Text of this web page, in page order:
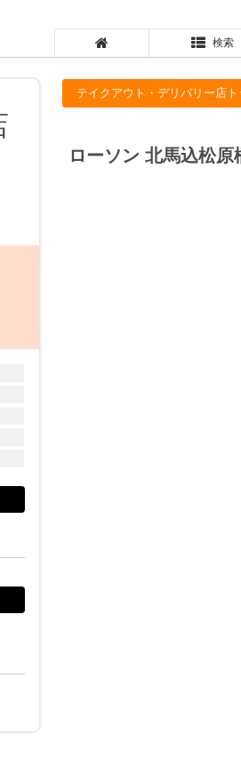
検索
テイクアウト・デリバリー店
ローソン 北馬込松